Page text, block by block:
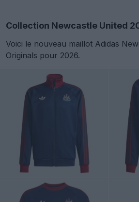
Collection Newcastle United
Voici le nouveau maillot Adidas
Originals pour 2026.